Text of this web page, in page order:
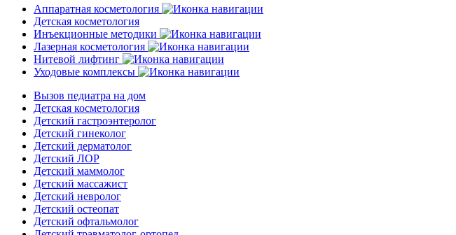
Аппаратная косметология
Детская косметология
Инъекционные методики
Лазерная косметология
Нитевой лифтинг
Уходовые комплексы
Вызов педиатра на дом
Детская косметология
Детский гастроэнтеролог
Детский гинеколог
Детский дерматолог
Детский ЛОР
Детский маммолог
Детский массажист
Детский невролог
Детский остеопат
Детский офтальмолог